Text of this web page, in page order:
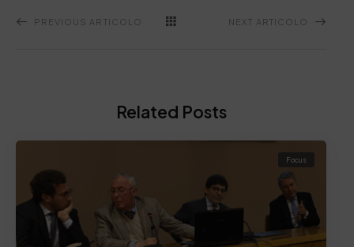
PREVIOUS ARTICOLO NEXT ARTICOLO
Related Posts
Focus